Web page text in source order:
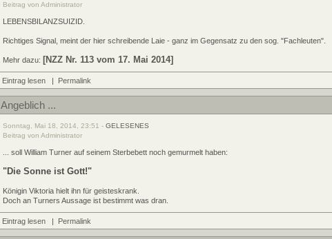
Beitrag von Administrator
LEBENSBILANZSUIZID.
Richtiges Signal, meint der hier schreibende Laie - ganz im Gegensatz zu den sog. "Fachleuten".
Mehr dazu: [NZZ Nr. 113 vom 17. Mai 2014]
Eintrag lesen | Permalink
Angeblich ...
Sonntag, Mai 18, 2014, 23:51 - GELESENES
Beitrag von Administrator
... soll William Turner auf seinem Sterbebett noch gemurmelt haben:
"Die Sonne ist Gott!"
Königin Viktoria hielt ihn für geisteskrank.
Doch an Turners Aussage ist bestimmt was dran.
Eintrag lesen | Permalink